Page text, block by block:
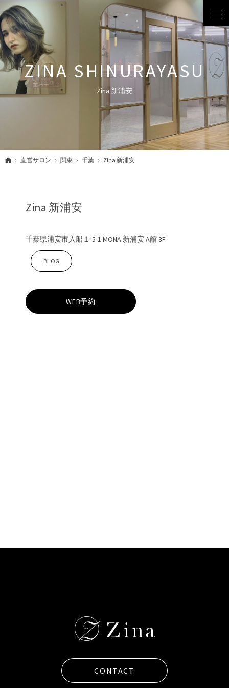
Zina 新浦安
ホーム
直営サロン 関東 千葉 Zina 新浦安
Zina 新浦安
千葉県浦安市入船１-5-1 MONA 新浦安 A館 3F
Z
i
BLOG
WEB予約
CONTACT